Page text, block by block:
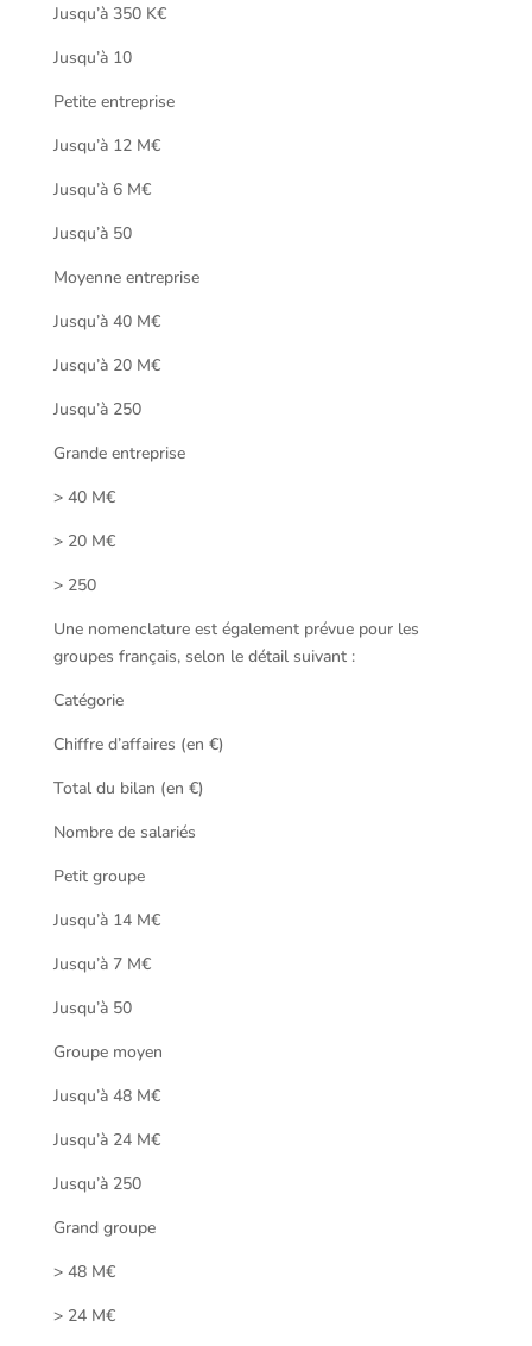
Jusqu’à 350 K€
Jusqu’à 10
Petite entreprise
Jusqu’à 12 M€
Jusqu’à 6 M€
Jusqu’à 50
Moyenne entreprise
Jusqu’à 40 M€
Jusqu’à 20 M€
Jusqu’à 250
Grande entreprise
> 40 M€
> 20 M€
> 250
Une nomenclature est également prévue pour les
groupes français, selon le détail suivant :
Catégorie
Chiffre d’affaires (en €)
Total du bilan (en €)
Nombre de salariés
Petit groupe
Jusqu’à 14 M€
Jusqu’à 7 M€
Jusqu’à 50
Groupe moyen
Jusqu’à 48 M€
Jusqu’à 24 M€
Jusqu’à 250
Grand groupe
> 48 M€
> 24 M€